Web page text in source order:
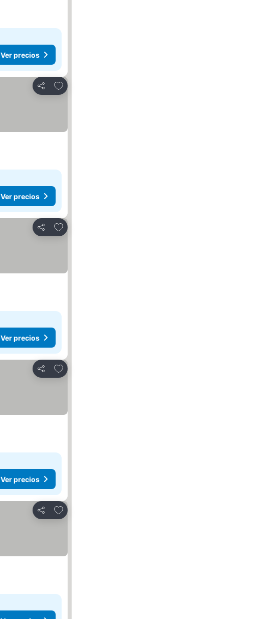
Ver precios
Compartir
Agregar a favoritos
Ver precios
Compartir
Agregar a favoritos
Ver precios
Compartir
Agregar a favoritos
Ver precios
Compartir
Agregar a favoritos